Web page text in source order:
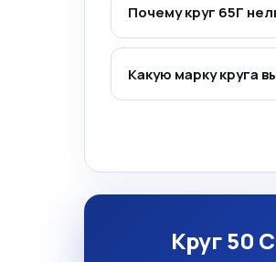
Почему круг 65Г
Какую марку круга
Круг 50